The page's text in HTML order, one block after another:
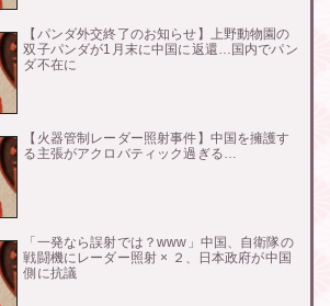
【パンダ外交終了のお知らせ】上野動物園の
双子パンダが1月末に中国に返還…国内でパン
ダ不在に
【火器管制レーダー照射事件】中国を擁護す
る主張がアクロバティック過ぎる…
「一発なら誤射では？www」中国、自衛隊の
戦闘機にレーダー照射 × ２、日本政府が中国
側に抗議